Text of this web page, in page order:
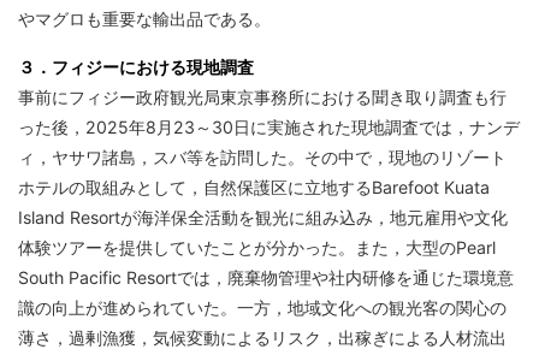
やマグロも重要な輸出品である。
３．フィジーにおける現地調査
事前にフィジー政府観光局東京事務所における聞き取り調査も行
った後，2025年8月23～30日に実施された現地調査では，ナンデ
ィ，ヤサワ諸島，スバ等を訪問した。その中で，現地のリゾート
ホテルの取組みとして，自然保護区に立地するBarefoot Kuata
Island Resortが海洋保全活動を観光に組み込み，地元雇用や文化
体験ツアーを提供していたことが分かった。また，大型のPearl
South Pacific Resortでは，廃棄物管理や社内研修を通じた環境意
識の向上が進められていた。一方，地域文化への観光客の関心の
薄さ，過剰漁獲，気候変動によるリスク，出稼ぎによる人材流出